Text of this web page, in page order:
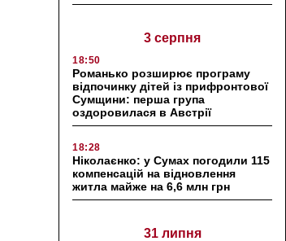
3 серпня
18:50
Романько розширює програму
відпочинку дітей із прифронтової
Сумщини: перша група
оздоровилася в Австрії
18:28
Ніколаєнко: у Сумах погодили 115
компенсацій на відновлення
житла майже на 6,6 млн грн
31 липня